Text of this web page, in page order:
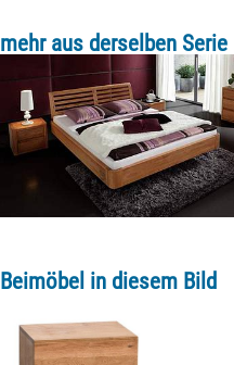
mehr aus derselben Serie
Beimöbel in diesem Bild